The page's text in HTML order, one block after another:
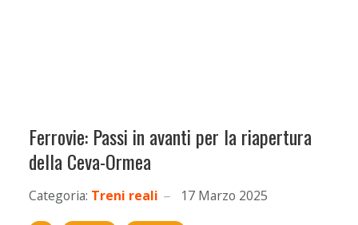
Ferrovie: Passi in avanti per la riapertura
della Ceva-Ormea
Categoria: Treni reali 17 Marzo 2025